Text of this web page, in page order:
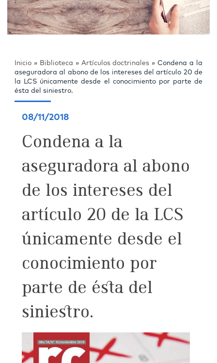
Inicio » Biblioteca » Artículos doctrinales » Condena a la
aseguradora al abono de los intereses del artículo 20 de
la LCS únicamente desde el conocimiento por parte de
ésta del siniestro.
08/11/2018
Condena a la
aseguradora al abono
de los intereses del
artículo 20 de la LCS
únicamente desde el
conocimiento por
parte de ésta del
siniestro.